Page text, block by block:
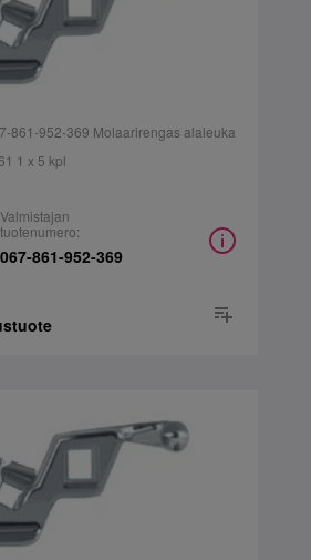
861-952-369 Molaarirengas alaleuka
1 x 5 kpl
Valmistajan
tuotenumero:
067-861-952-369